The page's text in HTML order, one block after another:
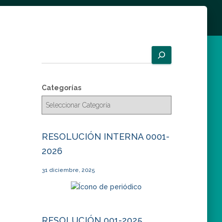
u
c
a
Categorías
RESOLUCIÓN INTERNA 0001-
2026
31 diciembre, 2025